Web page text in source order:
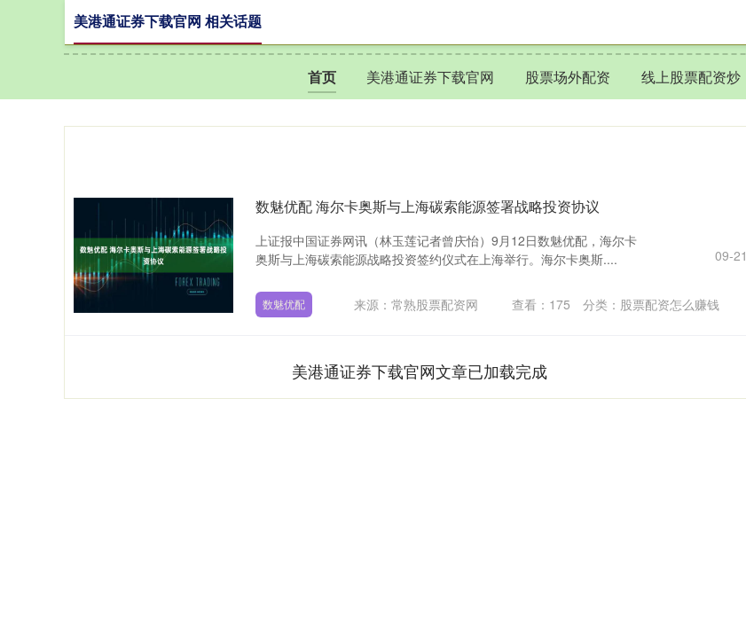
首页 美港通证券下载官网 股票场外配资 线上股票配资炒
美港通证券下载官网 相关话题
数魅优配 海尔卡奥斯与上海碳索能源签署战略投资协议
上证报中国证券网讯（林玉莲记者曾庆怡）9月12日数魅优配，海尔卡
奥斯与上海碳索能源战略投资签约仪式在上海举行。海尔卡奥斯....
09-21
数魅优配 来源：常熟股票配资网 查看： 175 分类： 股票配资怎么赚钱
美港通证券下载官网文章已加载完成